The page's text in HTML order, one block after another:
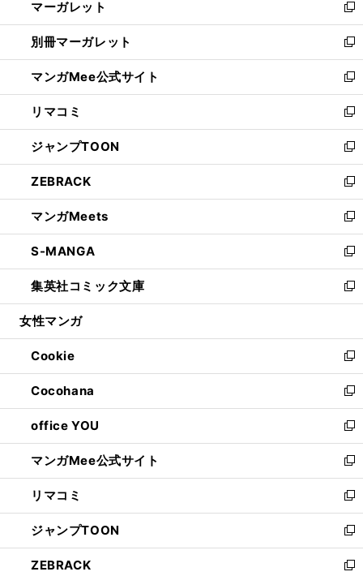
く
で
開
く
ド
ウ
で
開
く
い
ウ
ィ
ン
ド
ウ
で
開
く
マーガレット
新
し
い
ウ
ィ
ン
ド
ウ
で
開
く
別冊マーガレット
新
し
い
ウ
ィ
ン
ド
ウ
で
開
く
マンガMee公式サイト
新
し
い
ウ
ィ
ン
ド
ウ
で
開
く
リマコミ
新
し
い
ウ
ィ
ン
ド
ウ
で
開
く
ジャンプTOON
新
し
い
ウ
ィ
ン
ド
ウ
で
開
ZEBRACK
新
し
い
ウ
ィ
ン
ド
ウ
開
く
マンガMeets
新
し
い
ウ
ィ
ン
ウ
で
開
く
S-MANGA
新
し
い
ウ
ン
ド
ウ
で
開
く
集英社コミック文庫
新
し
ウ
ィ
ン
ド
ウ
で
開
く
女性マンガ
Cookie
新
し
い
ウ
ィ
ン
ド
ウ
で
開
く
Cocohana
新
し
い
ウ
ィ
ン
ド
ウ
で
開
く
office YOU
新
し
い
ウ
ィ
ン
ド
ウ
で
マンガMee公式サイト
新
し
い
ウ
ィ
ン
ド
リマコミ
新
し
い
ウ
ィ
ジャンプTOON
新
し
い
ZEBRACK
新